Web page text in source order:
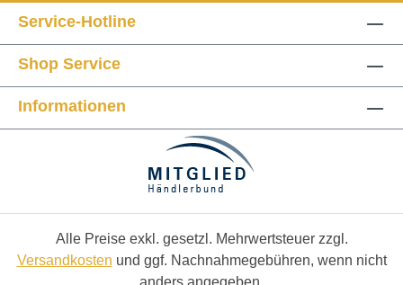
Service-Hotline
Shop Service
Informationen
Alle Preise exkl. gesetzl. Mehrwertsteuer zzgl.
Versandkosten und ggf. Nachnahmegebühren, wenn nicht
anders angegeben.